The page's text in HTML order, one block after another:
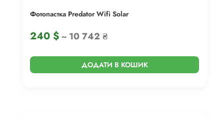
Фотопастка Predator Wifi Solar
240 $~ 10 742 ₴
ДОДАТИ В КОШИК